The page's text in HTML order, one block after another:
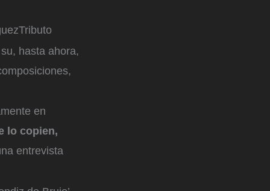
hasta ahora,
en
lo copien,
entrevista